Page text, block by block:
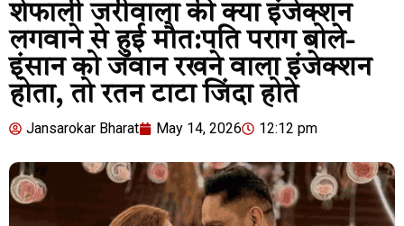
शेफाली जरीवाला की क्या इंजेक्शन
लगवाने से हुई मौत:पति पराग बोले-
इंसान को जवान रखने वाला इंजेक्शन
होता, तो रतन टाटा जिंदा होते
Jansarokar Bharat May 14, 2026 12:12 pm